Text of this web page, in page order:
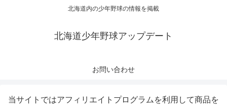
北海道内の少年野球の情報を掲載
北海道少年野球アップデート
お問い合わせ
当サイトではアフィリエイトプログラムを利用して商品を